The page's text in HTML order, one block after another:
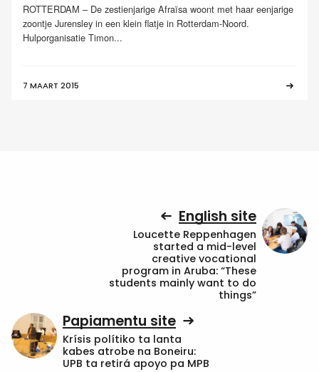
ROTTERDAM – De zestienjarige Afraïsa woont met haar eenjarige
zoontje Jurensley in een klein flatje in Rotterdam-Noord.
Hulporganisatie Timon...
7 MAART 2015
English site
Loucette Reppenhagen
started a mid-level
creative vocational
program in Aruba: “These
students mainly want to do
things”
Papiamentu site
Krísis polítiko ta lanta
kabes atrobe na Boneiru:
UPB ta retirá apoyo pa MPB